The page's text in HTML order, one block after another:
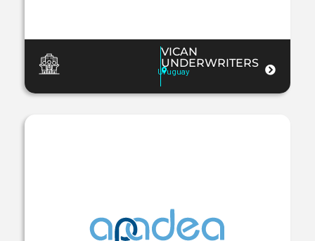
VICAN
UNDERWRITERS
Uruguay